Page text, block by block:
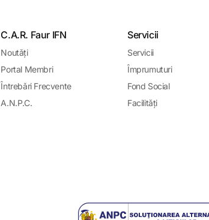
C.A.R. Faur IFN
Noutǎți
Portal Membri
Întrebǎri Frecvente
A.N.P.C.
Servicii
Servicii
Împrumuturi
Fond Social
Facilitǎți